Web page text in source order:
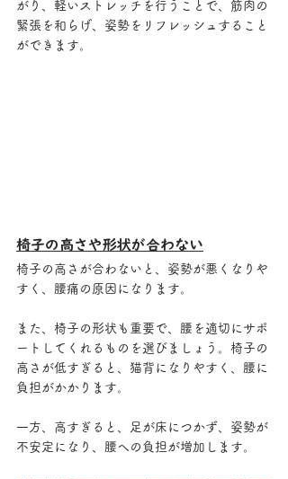
がり、軽いストレッチを行うことで、筋肉の
緊張を和らげ、姿勢をリフレッシュすること
ができます。
椅子の高さや形状が合わない
椅子の高さが合わないと、姿勢が悪くなりや
すく、腰痛の原因になります。
また、椅子の形状も重要で、腰を適切にサポ
ートしてくれるものを選びましょう。椅子の
高さが低すぎると、猫背になりやすく、腰に
負担がかかります。
一方、高すぎると、足が床につかず、姿勢が
不安定になり、腰への負担が増加します。